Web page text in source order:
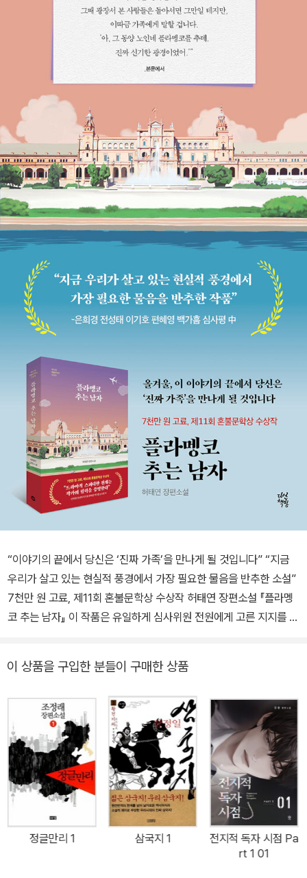
“이야기의 끝에서 당신은 ‘진짜 가족’을 만나게 될 것입니다” “지금
우리가 살고 있는 현실적 풍경에서 가장 필요한 물음을 반추한 소설”
7천만 원 고료, 제11회 혼불문학상 수상작 허태연 장편소설 『플라멩
코 추는 남자』 이 작품은 유일하게 심사위원 전원에게 고른 지지를 받
마적 스피디한 전개는 작가의 필력이 훌륭한 수준에 이르렀음을 증명
하는 것 같았다. 남을 이해하려는 다양한 시각이 여러 입장에서 기술
되어 지금 우리가 살고 있는 현실적 풍경에서 가장 필요한 물음을 반
추한 작품이었다. _은희경, 전성태, 이기호, 편혜영, 백가흠 심사평 中
제11회 혼불문학상 수상작 『플라멩코 추는 남자』가 출간되었다. 인간
정신의 불멸을 증거하는 故 최명희 선생의 대하소설 『혼불』을 세상
에 다시 피워 올리고자 2011년 제정된 혼불문학상은 제1회 『난설헌』,
제2회 『프린세스 바리』, 제3회 『홍도』 등 굵직한 수상작들을 통해 한
국소설에 새로운 패러다임을 제시하며 독자들로부터 꾸준한 관심과
깊은 신뢰를 받아왔다. 2021년 제11회를 맞이한 혼불문학상은 더 새
이 상품을 구입한 분들이 구매한 상품
정글만리 1 삼국지 1
전지적 독자 시점 Pa
rt 1 01